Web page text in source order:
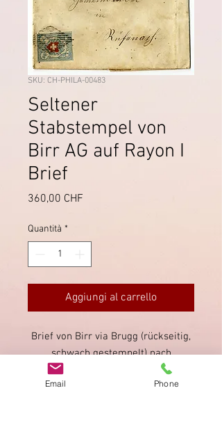
SKU: CH-PHILA-00483
Seltener
Stabstempel von
Birr AG auf Rayon I
Brief
360,00 CHF
Quantità *
Aggiungi al carrello
Brief von Birr via Brugg (rückseitig,
schwach gestempelt) nach
Rüfenach. Der grau-blaue
Stabstempel von Birr ist neben
Email Phone